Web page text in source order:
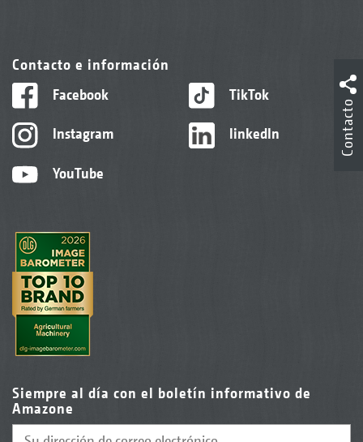
Contacto e información
Facebook
Instagram
YouTube
TikTok
linkedIn
Siempre al día con el boletín informativo de
Amazone
Contacto